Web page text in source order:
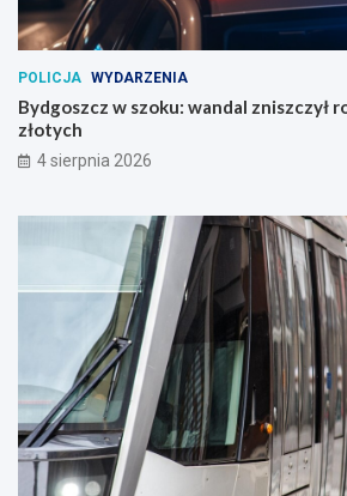
POLICJA WYDARZENIA
Bydgoszcz w szoku: wandal zniszczył
złotych
4 sierpnia 2026